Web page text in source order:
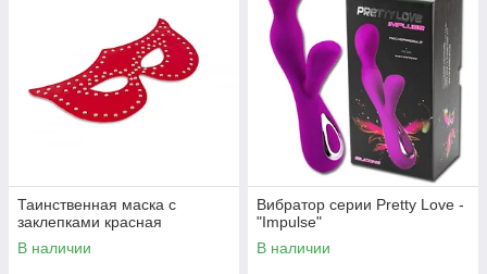
Таинственная маска с
заклепками красная
В наличии
Вибратор серии Pretty Love -
"Impulse"
В наличии